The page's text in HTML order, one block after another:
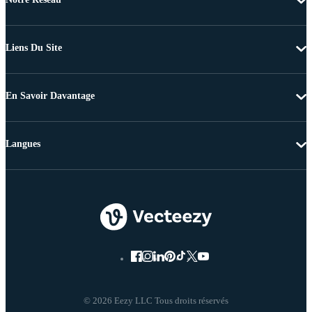
Liens Du Site
En Savoir Davantage
© 2026 Eezy LLC Tous droits réservés
Langues